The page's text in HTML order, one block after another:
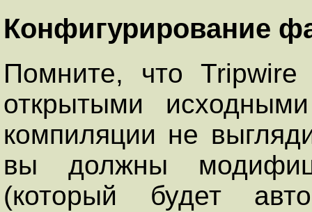
Конфигурирование
Помните, что
открытыми
компиляции не
вы должны
(который будет